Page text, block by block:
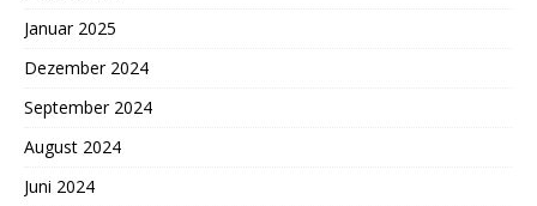
Januar 2025
Dezember 2024
September 2024
August 2024
Juni 2024